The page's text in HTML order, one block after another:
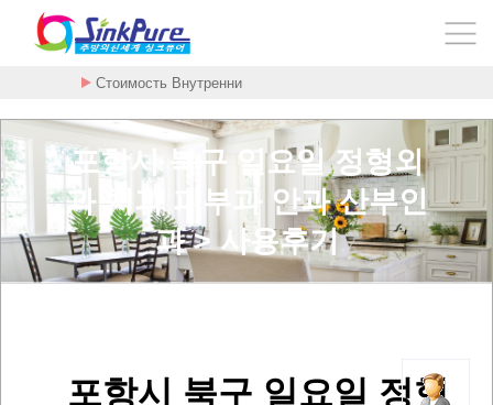
Стоимость Внутренни
포항시 북구 일요일 정형외
과 치과 피부과 안과 산부인
과 > 사용후기
포항시 북구 일요일 정형